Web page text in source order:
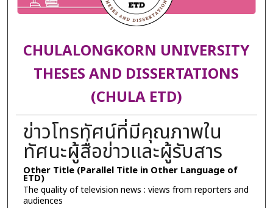
CHULALONGKORN UNIVERSITY
THESES AND DISSERTATIONS
(CHULA ETD)
ข่าวโทรทัศน์ที่มีคุณภาพใน
ทัศนะผู้สื่อข่าวและผู้รับสาร
Other Title (Parallel Title in Other Language of
ETD)
The quality of television news : views from reporters and
audiences